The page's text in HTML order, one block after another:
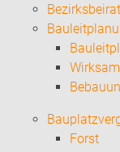
Bezirksbeirat
Forst